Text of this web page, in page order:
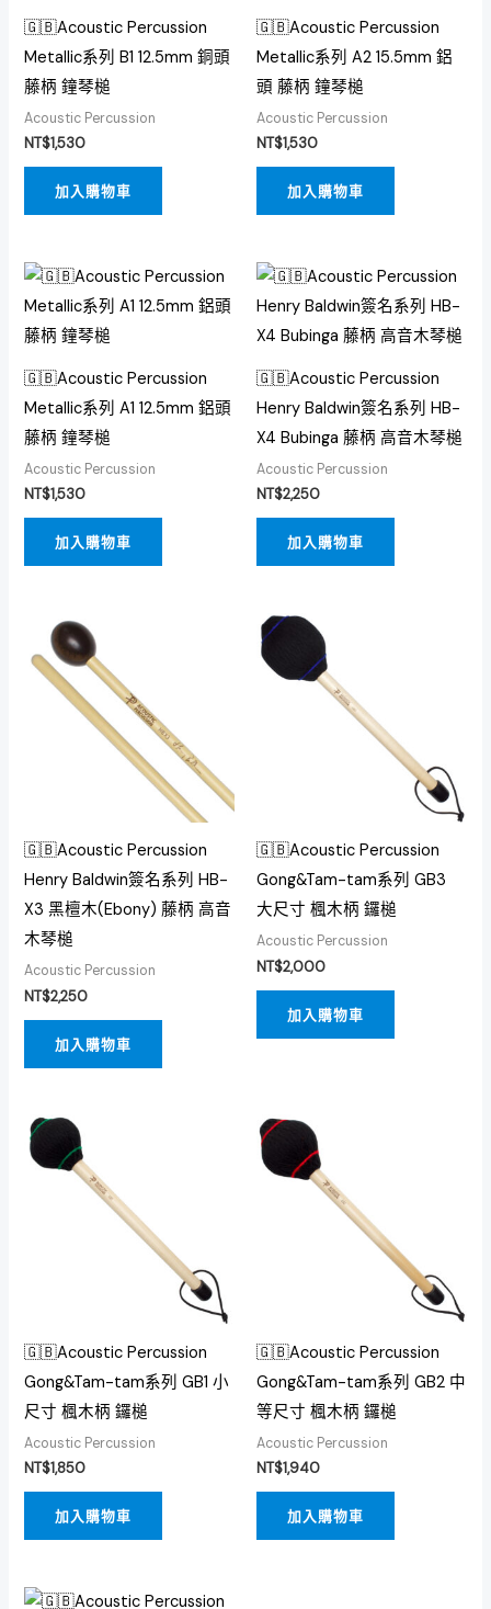
🇬🇧Acoustic Percussion
Metallic系列 B1 12.5mm 銅頭
藤柄 鐘琴槌
Acoustic Percussion
NT$1,530
加入購物車
🇬🇧Acoustic Percussion
Metallic系列 A2 15.5mm 鋁
頭 藤柄 鐘琴槌
Acoustic Percussion
NT$1,530
加入購物車
🇬🇧Acoustic Percussion
Metallic系列 A1 12.5mm 鋁頭
藤柄 鐘琴槌
Acoustic Percussion
NT$1,530
加入購物車
🇬🇧Acoustic Percussion
Henry Baldwin簽名系列 HB-
X4 Bubinga 藤柄 高音木琴槌
Acoustic Percussion
NT$2,250
加入購物車
🇬🇧Acoustic Percussion
Henry Baldwin簽名系列 HB-
X3 黑檀木(Ebony) 藤柄 高音
木琴槌
Acoustic Percussion
NT$2,250
加入購物車
🇬🇧Acoustic Percussion
Gong&Tam-tam系列 GB3
大尺寸 楓木柄 鑼槌
Acoustic Percussion
NT$2,000
加入購物車
🇬🇧Acoustic Percussion
Gong&Tam-tam系列 GB1 小
尺寸 楓木柄 鑼槌
Acoustic Percussion
NT$1,850
加入購物車
🇬🇧Acoustic Percussion
Gong&Tam-tam系列 GB2 中
等尺寸 楓木柄 鑼槌
Acoustic Percussion
NT$1,940
加入購物車